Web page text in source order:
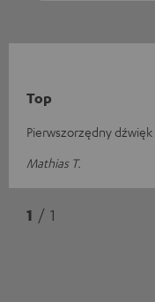
Top
Pierwszorzędny dźwięk
Mathias T.
1 / 1